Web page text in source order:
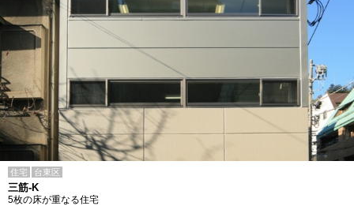
住宅 台東区
三筋-K
5枚の床が重なる住宅